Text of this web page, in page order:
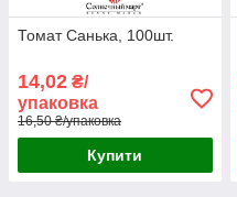
Томат Санька, 100шт.
14,02 ₴/
упаковка
16,50 ₴/упаковка
Купити